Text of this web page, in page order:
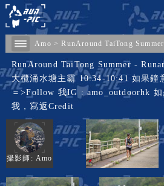
Amo >RunAround TaiTong Summer
RunAround TaiTong Summer -
大欖涌水塘主霸 10:34-10:41 如果鐘
＝>Follow 我IG : amo_outdoorhk 如
我，寫返Credit
攝影師: Amo